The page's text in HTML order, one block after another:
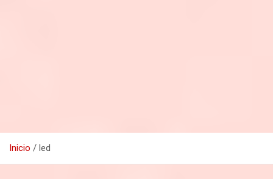
Inicio led